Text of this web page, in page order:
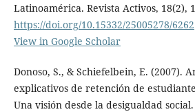
Latinoamérica. Revista Activos, 18(2),
https://doi.org/10.15332/25005278/6262
View in Google Scholar
Donoso, S., & Schiefelbein, E. (2007).
explicativos de retención de
Una visión desde la desigualdad